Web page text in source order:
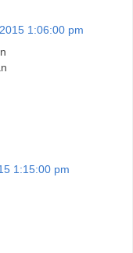
1:06:00 pm
1:15:00 pm